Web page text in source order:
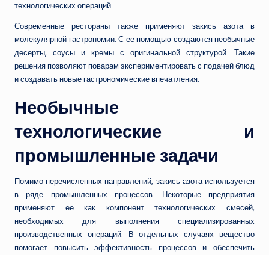
технологических операций.
Современные рестораны также применяют закись азота в
молекулярной гастрономии. С ее помощью создаются необычные
десерты, соусы и кремы с оригинальной структурой. Такие
решения позволяют поварам экспериментировать с подачей блюд
и создавать новые гастрономические впечатления.
Необычные
технологические и
промышленные задачи
Помимо перечисленных направлений, закись азота используется
в ряде промышленных процессов. Некоторые предприятия
применяют ее как компонент технологических смесей,
необходимых для выполнения специализированных
производственных операций. В отдельных случаях вещество
помогает повысить эффективность процессов и обеспечить